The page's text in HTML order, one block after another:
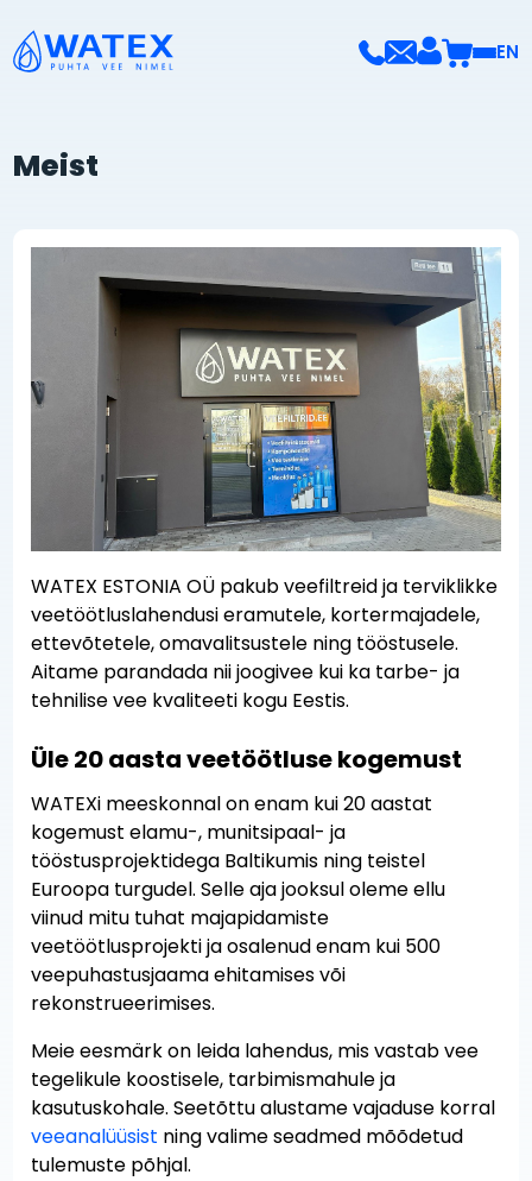
EN
Meist
WATEX ESTONIA OÜ pakub veefiltreid ja terviklikke
veetöötluslahendusi eramutele, kortermajadele,
ettevõtetele, omavalitsustele ning tööstusele.
Aitame parandada nii joogivee kui ka tarbe- ja
tehnilise vee kvaliteeti kogu Eestis.
Üle 20 aasta veetöötluse kogemust
WATEXi meeskonnal on enam kui 20 aastat
kogemust elamu-, munitsipaal- ja
tööstusprojektidega Baltikumis ning teistel
Euroopa turgudel. Selle aja jooksul oleme ellu
viinud mitu tuhat majapidamiste
veetöötlusprojekti ja osalenud enam kui 500
veepuhastusjaama ehitamises või
rekonstrueerimises.
Meie eesmärk on leida lahendus, mis vastab vee
tegelikule koostisele, tarbimismahule ja
kasutuskohale. Seetõttu alustame vajaduse korral
veeanalüüsist ning valime seadmed mõõdetud
tulemuste põhjal.